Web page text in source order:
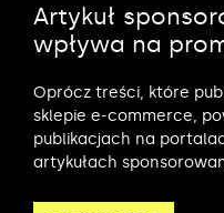
Artykuł
wpływa na
Oprócz treści, które
sklepie e-commerce,
publikacjach na
artykułach